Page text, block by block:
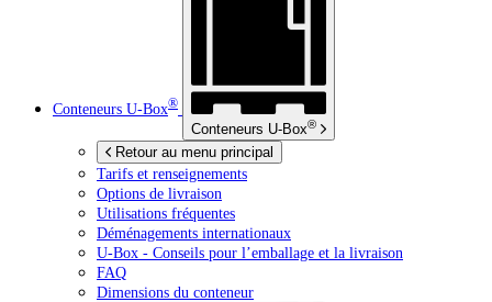
Conteneurs U-Box®
Conteneurs U-Box®
Retour au menu principal
Tarifs et renseignements
Options de livraison
Utilisations fréquentes
Déménagements internationaux
U-Box - Conseils pour l’emballage et la livraison
FAQ
Dimensions du conteneur